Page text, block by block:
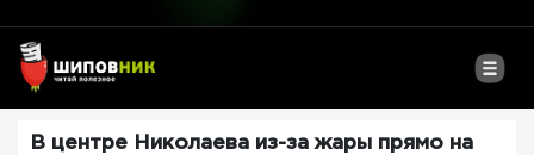
В центре Николаева из-за жары прямо на